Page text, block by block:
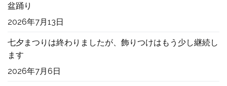
盆踊り
2026年7月13日
七夕まつりは終わりましたが、飾りつけはもう少し継続し
ます
2026年7月6日